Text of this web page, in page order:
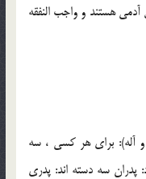
آدمى هستند و واجب النفقه
و آله): براى هر كسى ، سه
سه دسته اند: پدرى